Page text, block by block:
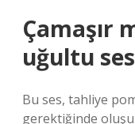
Çamaşır
uğultu
Bu ses, tahliye
gerektiğinde